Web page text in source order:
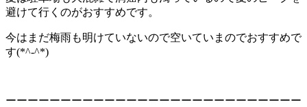
避けて行くのがおすすめです。
今はまだ梅雨も明けていないので空いていまのでおすすめで
す(*^-^*)
ーーーーーーーーーーーーーーーーーーーーーーーーーーー